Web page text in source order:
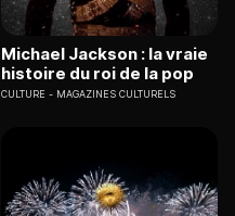
Michael Jackson : la vraie
histoire du roi de la pop
CULTURE MAGAZINES CULTURELS